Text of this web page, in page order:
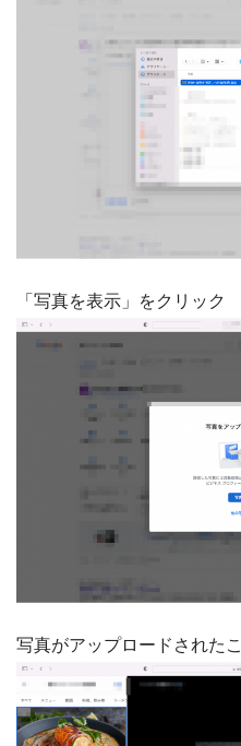
「写真を表示」をクリック
写真がアップロードされた